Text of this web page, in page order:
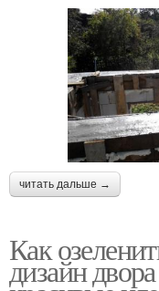
читать дальше →
Как
дизайн